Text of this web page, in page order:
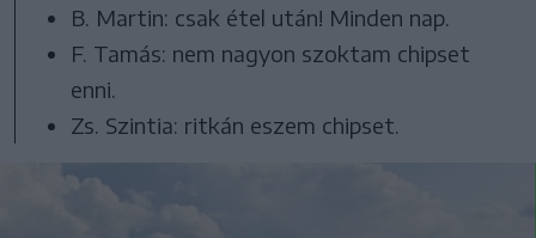
B. Martin: csak étel után! Minden nap.
F. Tamás: nem nagyon szoktam chipset
enni.
Zs. Szintia: ritkán eszem chipset.